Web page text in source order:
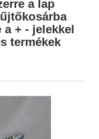
a lap
+ - jelekkel
termékek